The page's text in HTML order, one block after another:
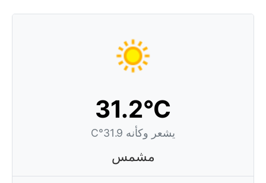
31.2°C
يشعر وكأنه 31.9°C
مشمس